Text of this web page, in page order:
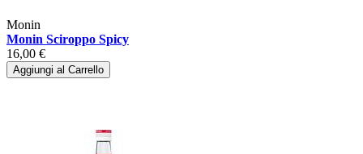
Monin
Monin Sciroppo Spicy
16,00 €
Aggiungi al Carrello